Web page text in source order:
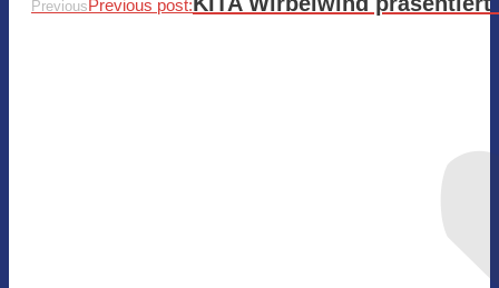
PreviousPrevious post: